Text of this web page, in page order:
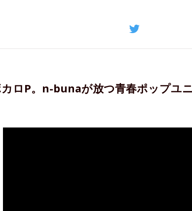
ロP。n-bunaが放つ青春ポップユ